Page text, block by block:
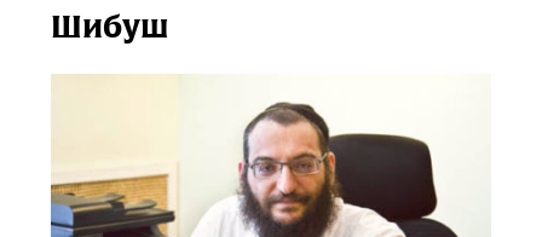
Шибуш